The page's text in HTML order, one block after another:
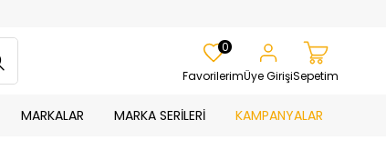
Favorilerim
0
Üye GirişiSepetim
MARKALAR MARKA SERİLERİ KAMPANYALAR